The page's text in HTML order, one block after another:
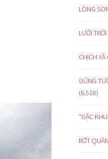
LÒNG
LƯỚI
CHỊCH XÃ
ĐỪNG
(6.518)
“ĐẶC
RỚT QUẦN